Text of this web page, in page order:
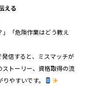
える
」「危険作業はどう教え
信すると、ミスマッチが
トーリー、資格取得の流
やすいです。